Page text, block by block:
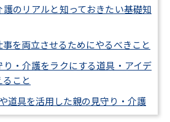
制御技術（油圧
空圧・電気）
護のリアルと知っておきたい基礎知
を両立させるためにやるべきこと
り・介護をラクにする道具・アイデ
ること
道具を活用した親の見守り・介護